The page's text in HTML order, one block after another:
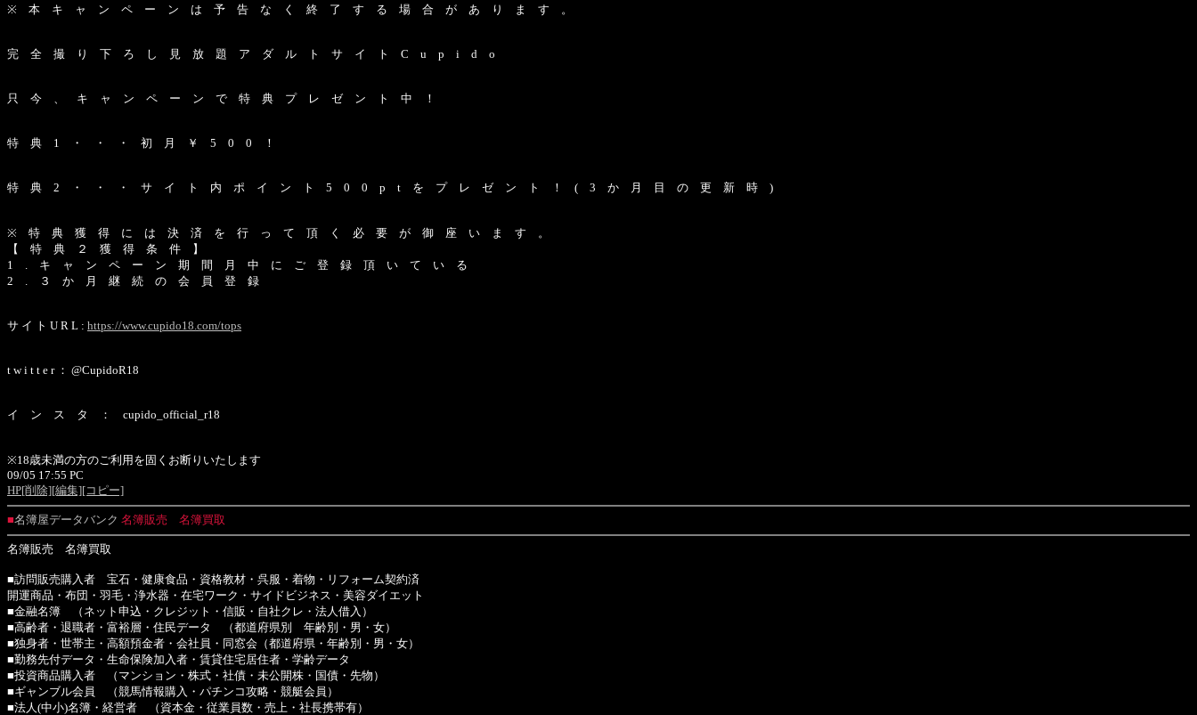
※ 本 キ ャ ン ペ ー ン は 予 告 な く 終 了 す る 場 合 が あ り ま す 。
完 全 撮 り 下 ろ し 見 放 題 ア ダ ル ト サ イ ト C u p i d o
只 今 、 キ ャ ン ペ ー ン で 特 典 プ レ ゼ ン ト 中 ！
特 典 1 ・ ・ ・ 初 月 ￥ 5 0 0 ！
特 典 2 ・ ・ ・ サ イ ト 内 ポ イ ン ト 5 0 0 p t を プ レ ゼ ン ト ！ ( 3 か 月 目 の 更 新 時 )
※ 特 典 獲 得 に は 決 済 を 行 っ て 頂 く 必 要 が 御 座 い ま す 。
【 特 典 ２ 獲 得 条 件 】
1 . キ ャ ン ペ ー ン 期 間 月 中 に ご 登 録 頂 い て い る
2 . ３ か 月 継 続 の 会 員 登 録
サ イ ト U R L : https://www.cupido18.com/tops
t w i t t e r ： @CupidoR18
イ ン ス タ ： cupido_official_r18
※18歳未満の方のご利用を固くお断りいたします
09/05 17:55 PC
HP[削除][編集][コピー]
■名簿屋データバンク 名簿販売 名簿買取
名簿販売 名簿買取
■訪問販売購入者 宝石・健康食品・資格教材・呉服・着物・リフォーム契約済
開運商品・布団・羽毛・浄水器・在宅ワーク・サイドビジネス・美容ダイエット
■金融名簿 （ネット申込・クレジット・信販・自社クレ・法人借入）
■高齢者・退職者・富裕層・住民データ （都道府県別 年齢別・男・女）
■独身者・世帯主・高額預金者・会社員・同窓会（都道府県・年齢別・男・女）
■勤務先付データ・生命保険加入者・賃貸住宅居住者・学齢データ
■投資商品購入者 （マンション・株式・社債・未公開株・国債・先物）
■ギャンブル会員 （競馬情報購入・パチンコ攻略・競艇会員）
■法人(中小)名簿・経営者 （資本金・従業員数・売上・社長携帯有）